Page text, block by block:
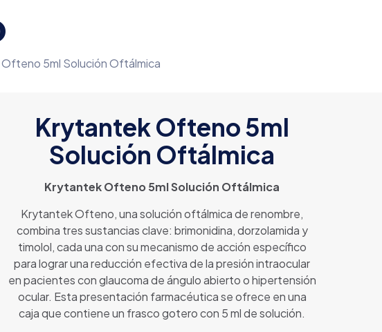
5ml Solución Oftálmica
Krytantek Ofteno 5ml
Solución Oftálmica
Krytantek Ofteno 5ml Solución Oftálmica
Krytantek Ofteno, una solución oftálmica de renombre,
combina tres sustancias clave: brimonidina, dorzolamida y
timolol, cada una con su mecanismo de acción específico
para lograr una reducción efectiva de la presión intraocular
en pacientes con glaucoma de ángulo abierto o hipertensión
ocular. Esta presentación farmacéutica se ofrece en una
caja que contiene un frasco gotero con 5 ml de solución.